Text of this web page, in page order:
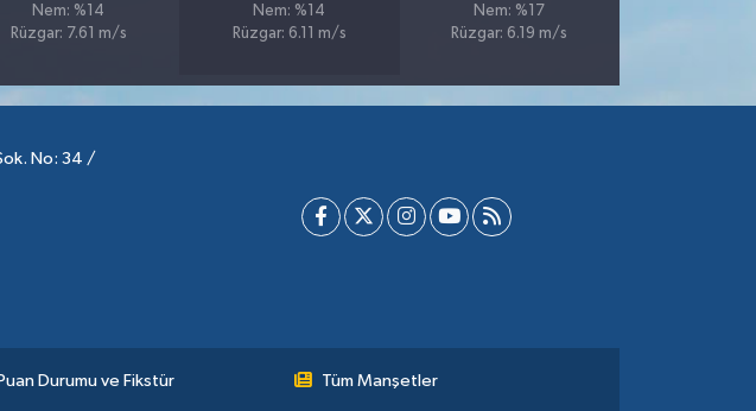
Nem: %14
Rüzgar: 7.61 m/s
Nem: %14
Rüzgar: 6.11 m/s
Nem: %17
Rüzgar: 6.19 m/s
No: 34 /
Puan Durumu ve Fikstür Tüm Manşetler